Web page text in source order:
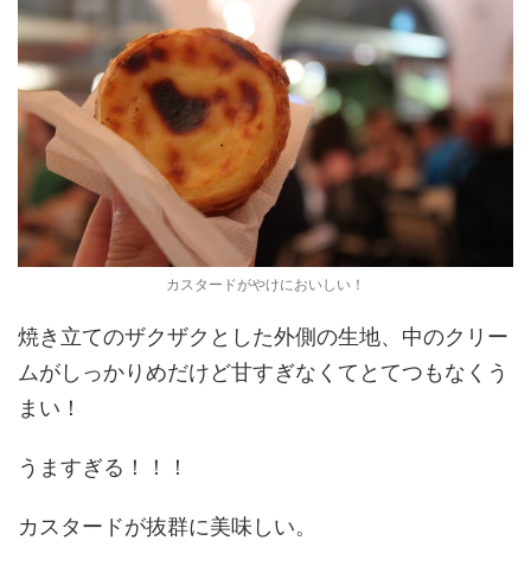
カスタードがやけにおいしい！
焼き立てのザクザクとした外側の生地、中のクリー
ムがしっかりめだけど甘すぎなくてとてつもなくう
まい！
うますぎる！！！
カスタードが抜群に美味しい。